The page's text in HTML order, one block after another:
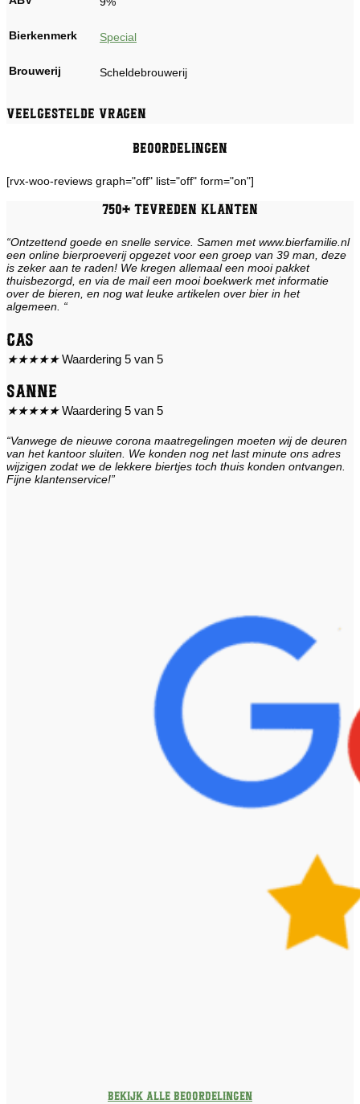
Bierkenmerk Special
Brouwerij Scheldebrouwerij
Veelgestelde vragen
Beoordelingen
[rvx-woo-reviews graph="off" list="off" form="on"]
750+ tevreden klanten
“Ontzettend goede en snelle service. Samen met www.bierfamilie.nl
een online bierproeverij opgezet voor een groep van 39 man, deze
is zeker aan te raden! We kregen allemaal een mooi pakket
thuisbezorgd, en via de mail een mooi boekwerk met informatie
over de bieren, en nog wat leuke artikelen over bier in het
algemeen. “
Cas
★★★★★ Waardering 5 van 5
Sanne
★★★★★ Waardering 5 van 5
“Vanwege de nieuwe corona maatregelingen moeten wij de deuren
van het kantoor sluiten. We konden nog net last minute ons adres
wijzigen zodat we de lekkere biertjes toch thuis konden ontvangen.
Fijne klantenservice!”
Bekijk alle beoordelingen